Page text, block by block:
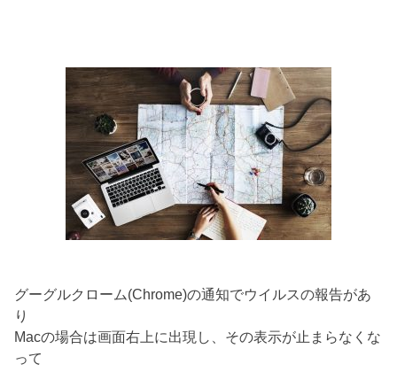
グーグルクローム(Chrome)の通知でウイルスの報告があ
り
Macの場合は画面右上に出現し、その表示が止まらなくな
って